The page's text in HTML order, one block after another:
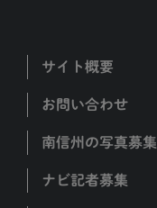
サイト概要
お問い合わせ
南信州の写真募集
ナビ記者募集